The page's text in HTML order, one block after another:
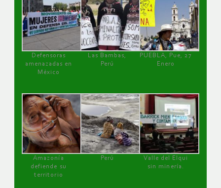
Defensoras
amenazadas en
México
Las Bambas,
Perú
PUEBLA, Pue, 27
Enero
Amazonía
defiende su
territorio
Perú
Valle del Elqui
sin minería.